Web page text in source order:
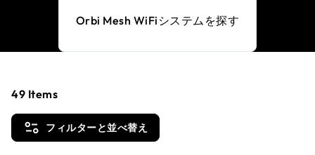
Orbi Mesh WiFiシステムを探す
フィルターと並べ替え
49 Items